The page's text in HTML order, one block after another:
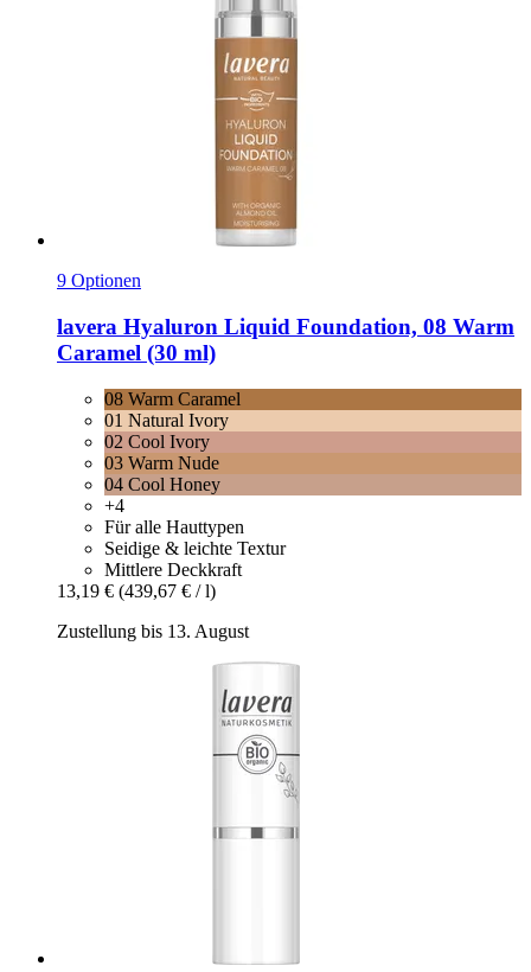
9 Optionen
lavera Hyaluron Liquid Foundation, 08 Warm
Caramel (30 ml)
08 Warm Caramel
01 Natural Ivory
02 Cool Ivory
03 Warm Nude
04 Cool Honey
+4
Für alle Hauttypen
Seidige & leichte Textur
Mittlere Deckkraft
13,19 € (439,67 € / l)
Zustellung bis 13. August